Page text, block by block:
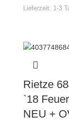
Lieferzeit: 1-3
Rietze
`18
NEU +